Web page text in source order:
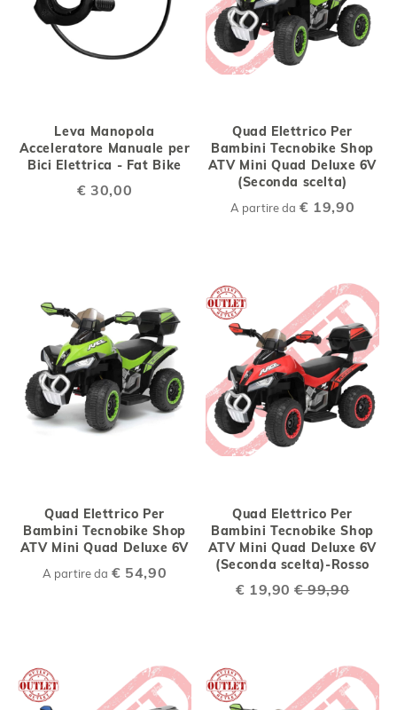
Leva Manopola
Acceleratore Manuale per
Bici Elettrica - Fat Bike
€ 30,00
Quad Elettrico Per
Bambini Tecnobike Shop
ATV Mini Quad Deluxe 6V
(Seconda scelta)
A partire da € 19,90
Quad Elettrico Per
Bambini Tecnobike Shop
ATV Mini Quad Deluxe 6V
A partire da € 54,90
Quad Elettrico Per
Bambini Tecnobike Shop
ATV Mini Quad Deluxe 6V
(Seconda scelta)-Rosso
Special
€ 19,90 € 99,90